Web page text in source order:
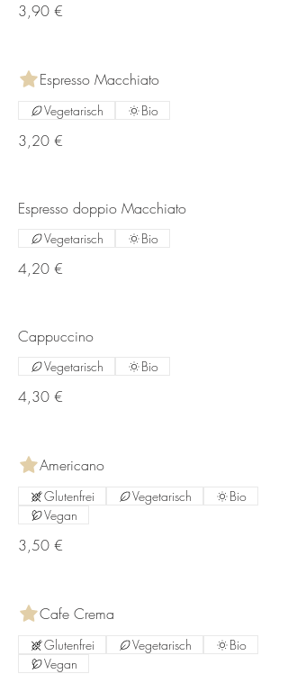
3,90 €
Espresso Macchiato
3,20 €
Vegetarisch Bio
Espresso doppio Macchiato
4,20 €
Vegetarisch Bio
Cappuccino
4,30 €
Vegetarisch Bio
Americano
3,50 €
Glutenfrei Vegetarisch
Bio
Vegan
Cafe Crema
Glutenfrei Vegetarisch
Bio
Vegan